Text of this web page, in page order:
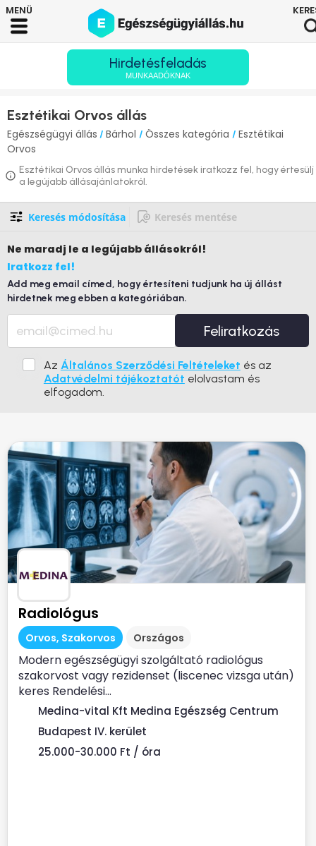
Hirdetésfeladás
MUNKAADÓKNAK
Esztétikai Orvos állás
Egészségügyi állás / Bárhol / Összes kategória / Esztétikai
Orvos
Esztétikai Orvos állás munka hirdetések iratkozz fel, hogy értesülj
a legújabb állásajánlatokról.
Keresés módosítása Keresés mentése
Ne maradj le a legújabb állásokról!
Iratkozz fel!
Add meg email címed, hogy értesíteni tudjunk ha új állást
hirdetnek meg ebben a kategóriában.
Feliratkozás
Az Általános Szerződési Feltételeket és az
Adatvédelmi tájékoztatót elolvastam és
elfogadom.
Radiológus
Orvos, Szakorvos Országos
Modern egészségügyi szolgáltató radiológus
szakorvost vagy rezidenset (liscenec vizsga után)
keres Rendelési...
Medina-vital Kft Medina Egészség Centrum
Budapest IV. kerület
25.000-30.000 Ft / óra